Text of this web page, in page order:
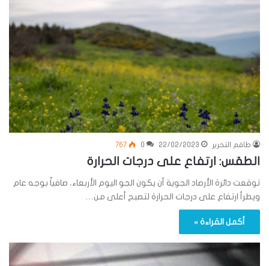
طاقم التحرير 22/02/2023
0
767
الطقس: ارتفاع على درجات الحرارة
توقعت دائرة الأرصاد الجوية أن يكون الجو اليوم الأربعاء، صافياً بوجه عام
ويطرأ ارتفاع على درجات الحرارة لتصبح أعلى من…
أكمل القراءة »